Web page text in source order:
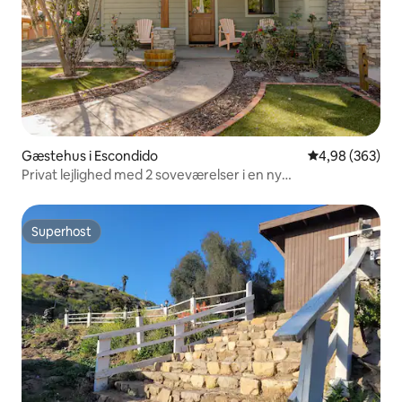
Gæstehus i Escondido 4,98 ud af 5 i
4,98 (363)
Privat lejlighed med 2 soveværelser i en ny
Superhost
Superhost